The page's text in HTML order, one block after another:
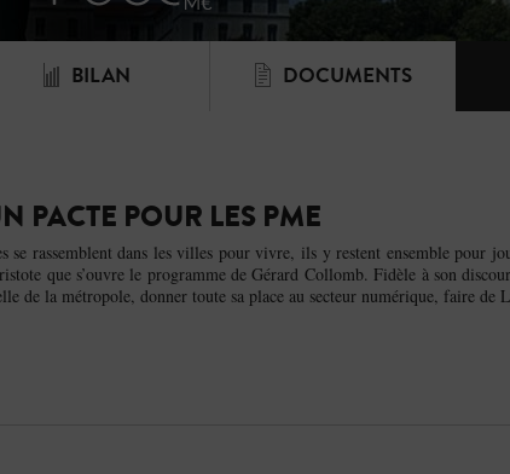
BILAN DOCUMENTS
PACTE POUR LES PME
se rassemblent dans les villes pour vivre, ils y restent ensemble pour
que s’ouvre le programme de Gérard Collomb. Fidèle à son
de la métropole, donner toute sa place au secteur numérique, faire de